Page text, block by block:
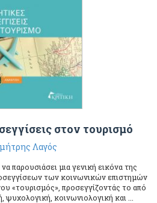
στον τουρισμό
Λαγός
παρουσιάσει μια γενική εικόνα της
των κοινωνικών επιστημών
«τουρισμός», προσεγγίζοντάς το από
ψυχολογική, κοινωνιολογική και ...